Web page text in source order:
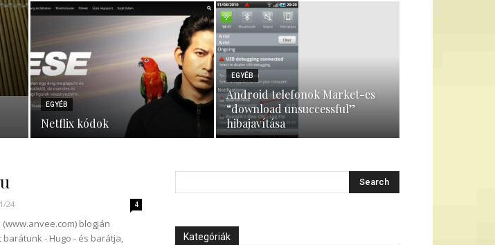
EGYÉB
Netflix kódok
EGYÉB
Android telefonok Market-es
“download unsuccessful”
hibajavítása
24 4
blogján
- Hugo - és barátja,
Kategóriák